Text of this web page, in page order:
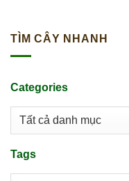
TÌM CÂY NHANH
Categories
Tags